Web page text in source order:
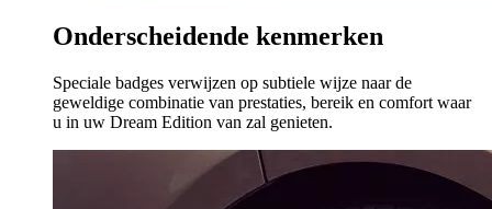
Onderscheidende kenmerken
Speciale badges verwijzen op subtiele wijze naar de
geweldige combinatie van prestaties, bereik en comfort waar
u in uw Dream Edition van zal genieten.